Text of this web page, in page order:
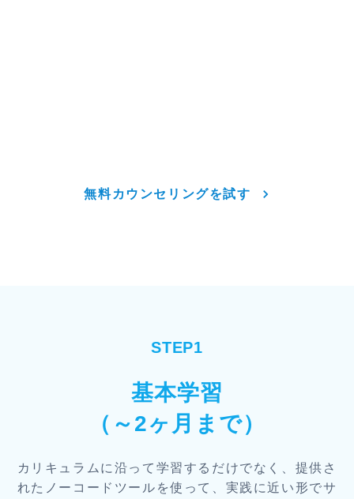
無料カウンセリングを試す
STEP1
基本学習
（～2ヶ月まで）
カリキュラムに沿って学習するだけでなく、提供さ
れたノーコードツールを使って、実践に近い形でサ